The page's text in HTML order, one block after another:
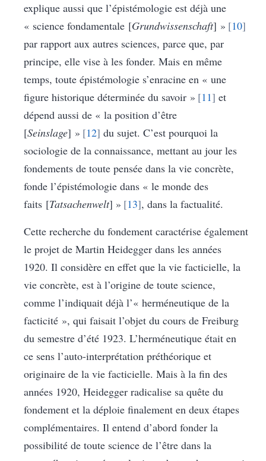
explique aussi que l’épistémologie est déjà une
« science fondamentale [Grundwissenschaft] » 10
par rapport aux autres sciences, parce que, par
principe, elle vise à les fonder. Mais en même
temps, toute épistémologie s’enracine en « une
figure historique déterminée du savoir » 11 et
dépend aussi de « la position d’être
[Seinslage] » 12 du sujet. C’est pourquoi la
sociologie de la connaissance, mettant au jour les
fondements de toute pensée dans la vie concrète,
fonde l’épistémologie dans « le monde des
faits [Tatsachenwelt] » 13 , dans la factualité.
Cette recherche du fondement caractérise également
le projet de Martin Heidegger dans les années
1920. Il considère en effet que la vie facticielle, la
vie concrète, est à l’origine de toute science,
comme l’indiquait déjà l’« herméneutique de la
facticité », qui faisait l’objet du cours de Freiburg
du semestre d’été 1923. L’herméneutique était en
ce sens l’auto-interprétation préthéorique et
originaire de la vie facticielle. Mais à la fin des
années 1920, Heidegger radicalise sa quête du
fondement et la déploie finalement en deux étapes
complémentaires. Il entend d’abord fonder la
possibilité de toute science de l’être dans la